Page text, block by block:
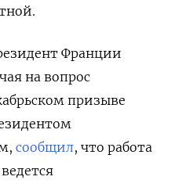
Франции
на вопрос
призыве
сообщил, что работа